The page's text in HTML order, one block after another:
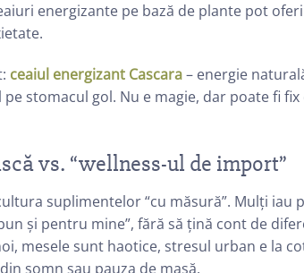
energizante pe bază de plante pot
ceaiul energizant Cascara– energie
pe stomacul gol. Nu e magie, dar poate fi
vs. “wellness-ul de import”
suplimentelor “cu măsură”. Mulți iau
și pentru mine”, fără să țină cont de
mesele sunt haotice, stresul urban e la
somn sau pauza de masă.